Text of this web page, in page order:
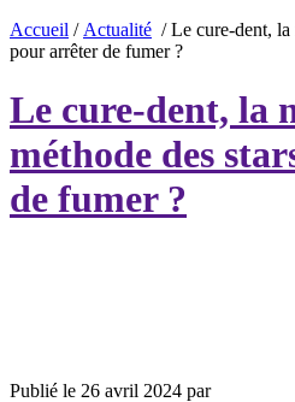
Accueil / Actualité /Le cure-dent, la
pour arrêter de fumer ?
Le cure-dent, la
méthode des
de fumer ?
Publié le 26 avril 2024 par